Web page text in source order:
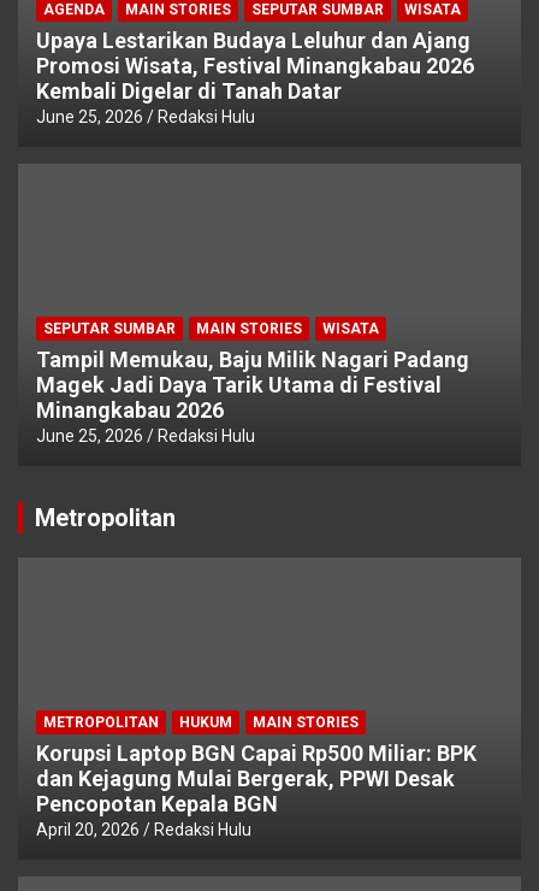
AGENDA MAIN STORIES SEPUTAR SUMBAR WISATA
Upaya Lestarikan Budaya Leluhur dan Ajang
Promosi Wisata, Festival Minangkabau 2026
Kembali Digelar di Tanah Datar
June 25, 2026 Redaksi Hulu
SEPUTAR SUMBAR MAIN STORIES WISATA
Tampil Memukau, Baju Milik Nagari Padang
Magek Jadi Daya Tarik Utama di Festival
Minangkabau 2026
June 25, 2026 Redaksi Hulu
Metropolitan
METROPOLITAN HUKUM MAIN STORIES
Korupsi Laptop BGN Capai Rp500 Miliar: BPK
dan Kejagung Mulai Bergerak, PPWI Desak
Pencopotan Kepala BGN
April 20, 2026 Redaksi Hulu